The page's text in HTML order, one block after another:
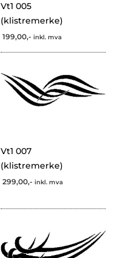
Vt1 005
(klistremerke)
199,00,- inkl. mva
Vt1 007
(klistremerke)
299,00,- inkl. mva